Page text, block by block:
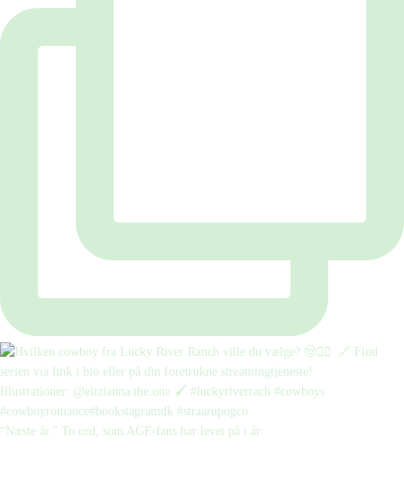
“Næste år.” To ord, som AGF-fans har levet på i år